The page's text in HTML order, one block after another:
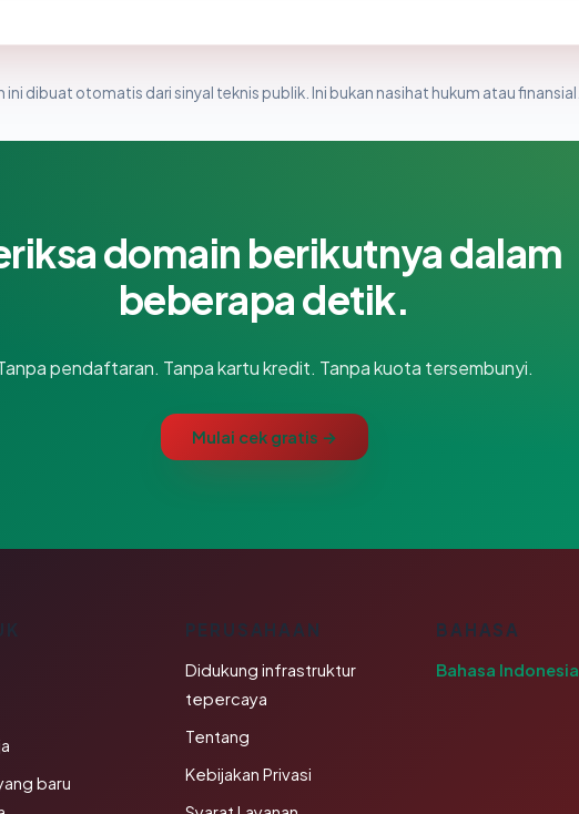
ini dibuat otomatis dari sinyal teknis publik. Ini bukan nasihat hukum atau finansial.
domain berikutnya dalam
beberapa detik.
pendaftaran. Tanpa kartu kredit. Tanpa kuota tersembunyi.
Mulai cek gratis →
baru
PERUSAHAAN
Didukung infrastruktur
tepercaya
Tentang
Kebijakan Privasi
BAHASA
Bahasa Indonesia